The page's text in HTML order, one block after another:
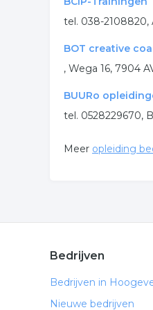
tel. 038-2108820,
BOT creative
, Wega 16, 7904
BUURo
tel. 0528229670,
Meer opleiding
Bedrijven
Bedrijven in
Nieuwe bedrijven